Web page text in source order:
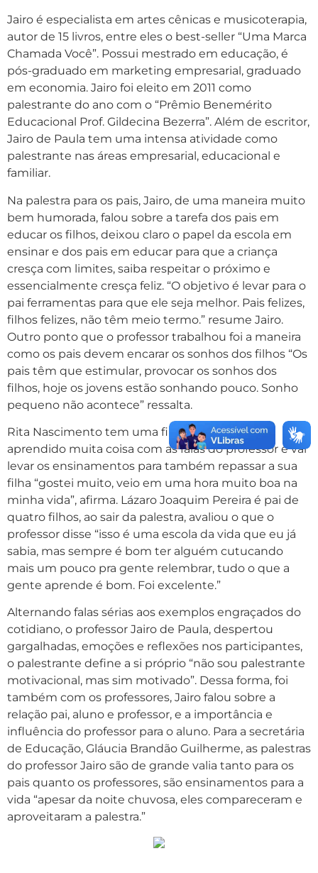
Jairo é especialista em artes cênicas e musicoterapia,
autor de 15 livros, entre eles o best-seller “Uma Marca
Chamada Você”. Possui mestrado em educação, é
pós-graduado em marketing empresarial, graduado
em economia. Jairo foi eleito em 2011 como
palestrante do ano com o “Prêmio Benemérito
Educacional Prof. Gildecina Bezerra”. Além de escritor,
Jairo de Paula tem uma intensa atividade como
palestrante nas áreas empresarial, educacional e
familiar.
Na palestra para os pais, Jairo, de uma maneira muito
bem humorada, falou sobre a tarefa dos pais em
educar os filhos, deixou claro o papel da escola em
ensinar e dos pais em educar para que a criança
cresça com limites, saiba respeitar o próximo e
essencialmente cresça feliz. “O objetivo é levar para o
pai ferramentas para que ele seja melhor. Pais felizes,
filhos felizes, não têm meio termo.” resume Jairo.
Outro ponto que o professor trabalhou foi a maneira
como os pais devem encarar os sonhos dos filhos “Os
pais têm que estimular, provocar os sonhos dos
filhos, hoje os jovens estão sonhando pouco. Sonho
pequeno não acontece” ressalta.
Rita Nascimento tem uma filha, ela afirma ter
aprendido muita coisa com as falas do professor e vai
levar os ensinamentos para também repassar a sua
filha “gostei muito, veio em uma hora muito boa na
minha vida”, afirma. Lázaro Joaquim Pereira é pai de
quatro filhos, ao sair da palestra, avaliou o que o
professor disse “isso é uma escola da vida que eu já
sabia, mas sempre é bom ter alguém cutucando
mais um pouco pra gente relembrar, tudo o que a
gente aprende é bom. Foi excelente.”
Alternando falas sérias aos exemplos engraçados do
cotidiano, o professor Jairo de Paula, despertou
gargalhadas, emoções e reflexões nos participantes,
o palestrante define a si próprio “não sou palestrante
motivacional, mas sim motivado”. Dessa forma, foi
também com os professores, Jairo falou sobre a
relação pai, aluno e professor, e a importância e
influência do professor para o aluno. Para a secretária
de Educação, Gláucia Brandão Guilherme, as palestras
do professor Jairo são de grande valia tanto para os
pais quanto os professores, são ensinamentos para a
vida “apesar da noite chuvosa, eles compareceram e
aproveitaram a palestra.”